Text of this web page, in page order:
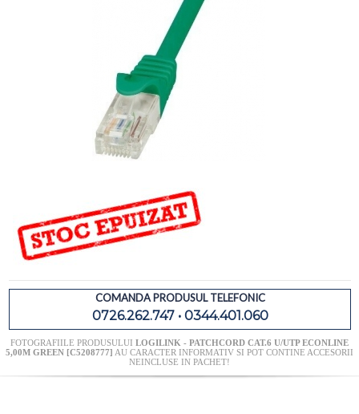
COMANDA PRODUSUL TELEFONIC
0726.262.747 • 0344.401.060
FOTOGRAFIILE PRODUSULUI LOGILINK - PATCHCORD CAT.6 U/UTP ECONLINE
5,00M GREEN [C5208777] AU CARACTER INFORMATIV SI POT CONTINE ACCESORII
NEINCLUSE IN PACHET!